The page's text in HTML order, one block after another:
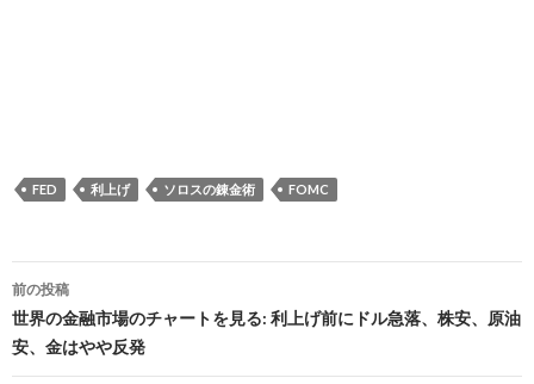
FED 利上げ ソロスの錬金術 FOMC
投
稿
ナ
前の投稿
世界の金融市場のチャートを見る: 利上げ前にドル急落、株安、原油
安、金はやや反発